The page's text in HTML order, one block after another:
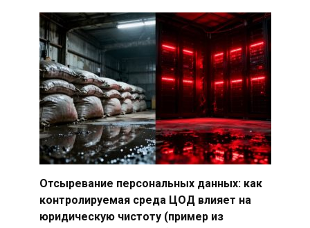
Отсыревание персональных данных: как
контролируемая среда ЦОД влияет на
юридическую чистоту (пример из